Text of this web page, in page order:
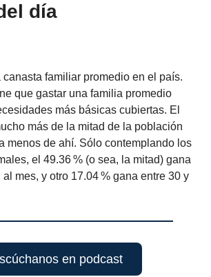
día
canasta familiar promedio en el país.
que gastar una familia promedio
más básicas cubiertas. El
más de la mitad de la población
menos de ahí. Sólo contemplando los
el 49.36 % (o sea, la mitad) gana
mes, y otro 17.04 % gana entre 30 y
en podcast